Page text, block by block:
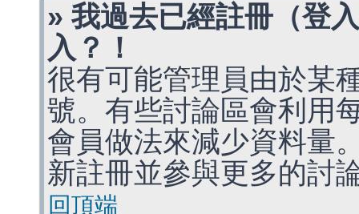
» 我過去已經註冊（登
入？！
很有可能管理員由於某
號。有些討論區會利用
會員做法來減少資料量
新註冊並參與更多的討
回頂端